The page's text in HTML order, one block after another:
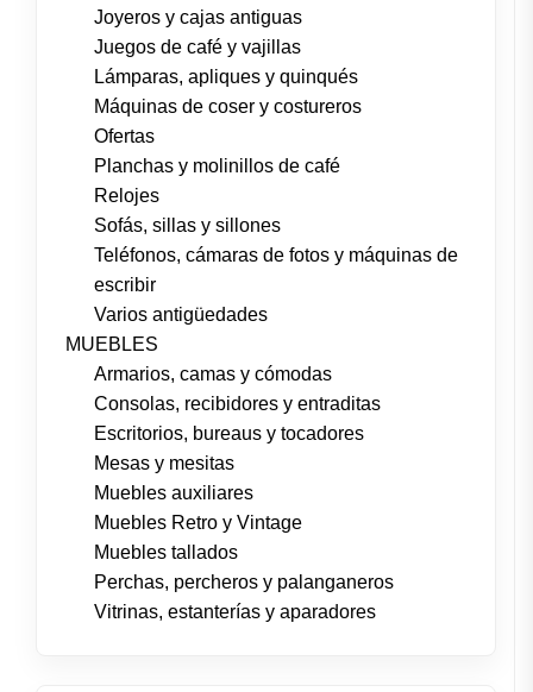
Joyeros y cajas antiguas
Juegos de café y vajillas
Lámparas, apliques y quinqués
Máquinas de coser y costureros
Ofertas
Planchas y molinillos de café
Relojes
Sofás, sillas y sillones
Teléfonos, cámaras de fotos y máquinas de
escribir
Varios antigüedades
MUEBLES
Armarios, camas y cómodas
Consolas, recibidores y entraditas
Escritorios, bureaus y tocadores
Mesas y mesitas
Muebles auxiliares
Muebles Retro y Vintage
Muebles tallados
Perchas, percheros y palanganeros
Vitrinas, estanterías y aparadores